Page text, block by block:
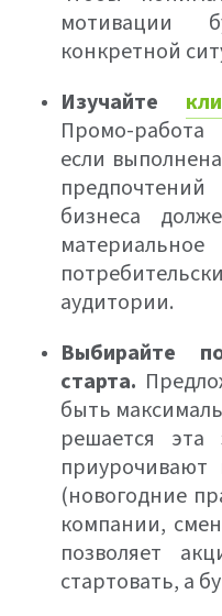
мотивации
конкретной
Изучайте
Промо-работа
если
бизнеса
аудитории.
Выбирайте
старта.
быть
решается
(новогодние
компании,
позволяет
стартовать, а